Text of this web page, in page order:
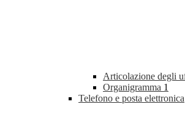
Articolazione degli
Organigramma 1
Telefono e posta elettronica